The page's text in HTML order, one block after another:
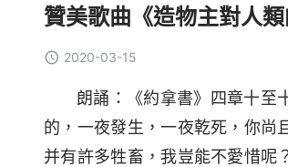
贊美歌曲《造物主對人
2020-03-15
朗誦：《約拿書》四章十至
的，一夜發生，一夜乾死，你尚
并有許多牲畜，我豈能不愛惜呢